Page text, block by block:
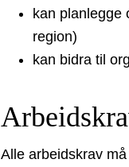
kan planlegge
region)
kan bidra til
Alle arbeidskrav